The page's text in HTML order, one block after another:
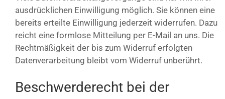
ausdrücklichen Einwilligung möglich. Sie können eine
bereits erteilte Einwilligung jederzeit widerrufen. Dazu
reicht eine formlose Mitteilung per E-Mail an uns. Die
Rechtmäßigkeit der bis zum Widerruf erfolgten
Datenverarbeitung bleibt vom Widerruf unberührt.
Beschwerderecht bei der